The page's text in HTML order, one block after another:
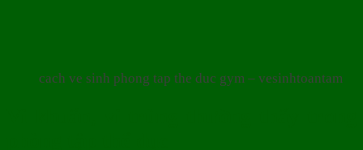
cach ve sinh phong tap the duc gym – vesinhtoantam